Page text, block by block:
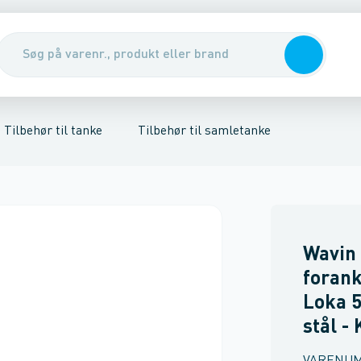
& udskillerePumper, pumpebrønde & ventiler
Tilbehør til tanke Tilbehør til samletanke
til samletankeTilbehør til regnvandstanke
Wavin
Loka
stål -